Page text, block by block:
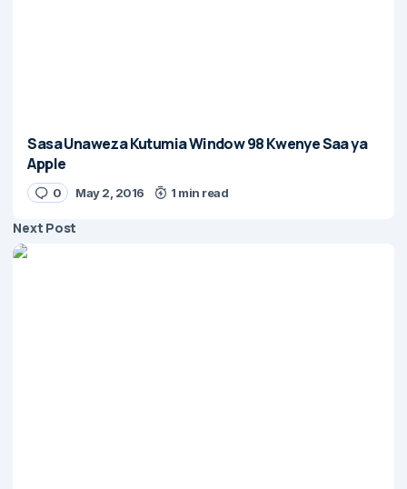
Sasa Unaweza Kutumia Window 98 Kwenye Saa ya
Apple
0 May 2, 2016 1 min read
Next Post